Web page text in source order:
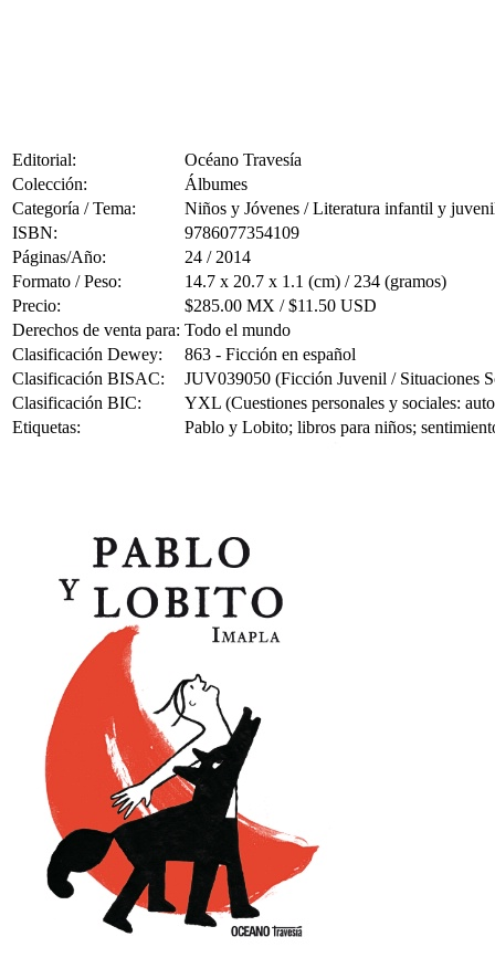
Editorial:
Océano Travesía
Colección:
Álbumes
Categoría / Tema:
Niños y Jóvenes / Literatura infantil y
ISBN:
9786077354109
Páginas/Año:
24 / 2014
Formato / Peso:
14.7 x 20.7 x 1.1 (cm) / 234 (gramos)
Precio:
$285.00 MX / $11.50 USD
Derechos de venta para: Todo el mundo
Clasificación Dewey:
863 - Ficción en español
Clasificación BISAC:
JUV039050 (Ficción Juvenil / Situaciones
Clasificación BIC:
YXL (Cuestiones personales y sociales:
Etiquetas:
Pablo y Lobito; libros para niños;